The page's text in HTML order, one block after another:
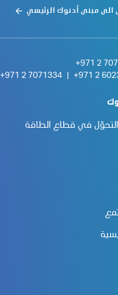
الى مبنى أدنوك الرئيسي
+971 2
+971 2
+971 2 7071334
التحوّل في قطاع الطاقة